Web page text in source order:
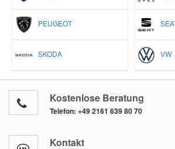
PEUGEOT
SKODA VW
Kostenlose Beratung
Telefon: +49 2161 639 80 70
Kontakt